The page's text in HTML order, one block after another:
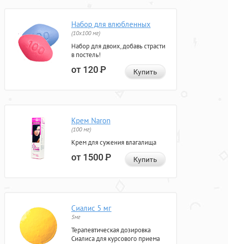
Набор для влюбленных
(10х100 мг)
Набор для двоих, добавь страсти
в постель!
от 120Р Купить
Крем Naron
(100 мг)
Крем для сужения влагалища
от 1500Р Купить
Сиалис 5 мг
5мг
Терапевтическая дозировка
Сиалиса для курсового приема